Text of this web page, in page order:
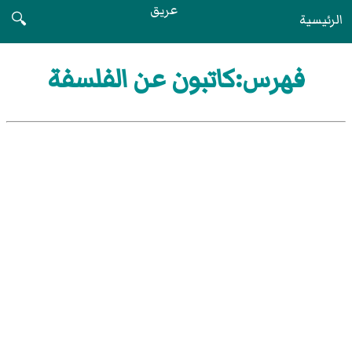
الرئيسية عريق
🔍
فهرس:كاتبون عن الفلسفة